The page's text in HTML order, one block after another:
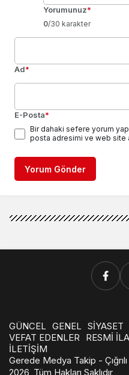
Yorumunuz*
0/30 karakter
Ad*
E-Posta*
Bir dahaki sefere yorum
posta adresimi ve web site
Yorum Gönder
GÜNCEL GENEL SİYASET
VEFAT EDENLER RESMİ
İLETİŞİM
Gerede Medya Takip -
2026, Tüm Hakları Saklıdır